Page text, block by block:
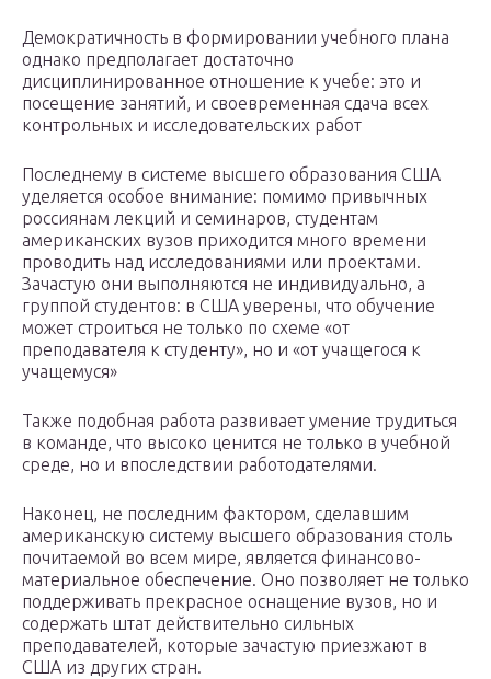
Демократичность в формировании учебного плана
однако предполагает достаточно
дисциплинированное отношение к учебе: это и
посещение занятий, и своевременная сдача всех
контрольных и исследовательских работ
Последнему в системе высшего образования США
уделяется особое внимание: помимо привычных
россиянам лекций и семинаров, студентам
американских вузов приходится много времени
проводить над исследованиями или проектами.
Зачастую они выполняются не индивидуально, а
группой студентов: в США уверены, что обучение
может строиться не только по схеме «от
преподавателя к студенту», но и «от учащегося к
учащемуся»
Также подобная работа развивает умение трудиться
в команде, что высоко ценится не только в учебной
среде, но и впоследствии работодателями.
Наконец, не последним фактором, сделавшим
американскую систему высшего образования столь
почитаемой во всем мире, является финансово-
материальное обеспечение. Оно позволяет не только
поддерживать прекрасное оснащение вузов, но и
содержать штат действительно сильных
преподавателей, которые зачастую приезжают в
США из других стран.